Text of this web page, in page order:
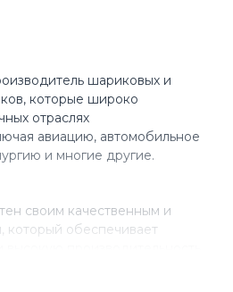
шариковых и
которые широко
отраслях
авиацию, автомобильное
и многие другие.
своим качественным и
обеспечивает
имеет более чем